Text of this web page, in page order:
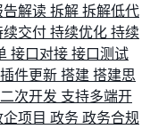
告解读 拆解 拆解低代
续交付 持续优化 持续
接口对接 接口测试
插件更新 搭建 搭建思
次开发 支持多端开
企项目 政务 政务合规